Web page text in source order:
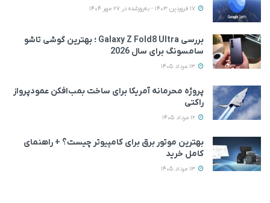
بررسی Galaxy Z Fold8 Ultra ؛ بهترین گوشی تاشو
سامسونگ برای سال 2026
پروژه محرمانه آمریکا برای ساخت بمب‌افکن عمودپرواز
راکتی
بهترین موتور برق برای کامپیوتر چیست؟ + راهنمای
کامل خرید